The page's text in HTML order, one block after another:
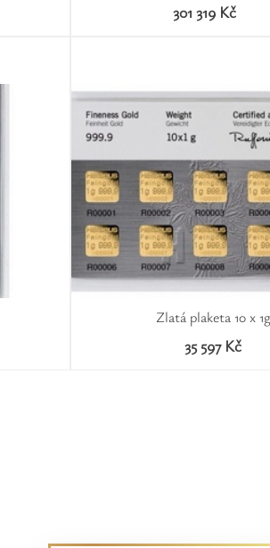
301 319 Kč
Zlatá plaketa 10 x 1g
35 597 Kč